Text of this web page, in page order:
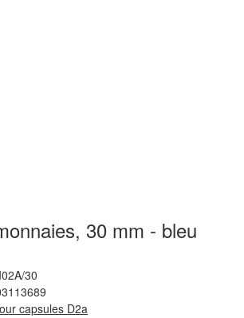
30 mm - bleu
I02A/30
capsules D2a